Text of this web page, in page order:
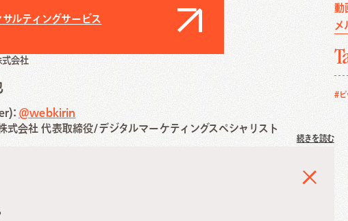
動
メ
#ピ
ルティングサービス
会社
@webkirin
式会社 代表取締役/デジタルマーケティングスペシャリスト
れ。大学卒業後に外資系ITコンサルティング企業にてERP導入コンサル
会社バンケッツにて不動産メディア事業責任者を経験し独立。フリー
ーケティング戦略を得意分野とする。
続きを読む